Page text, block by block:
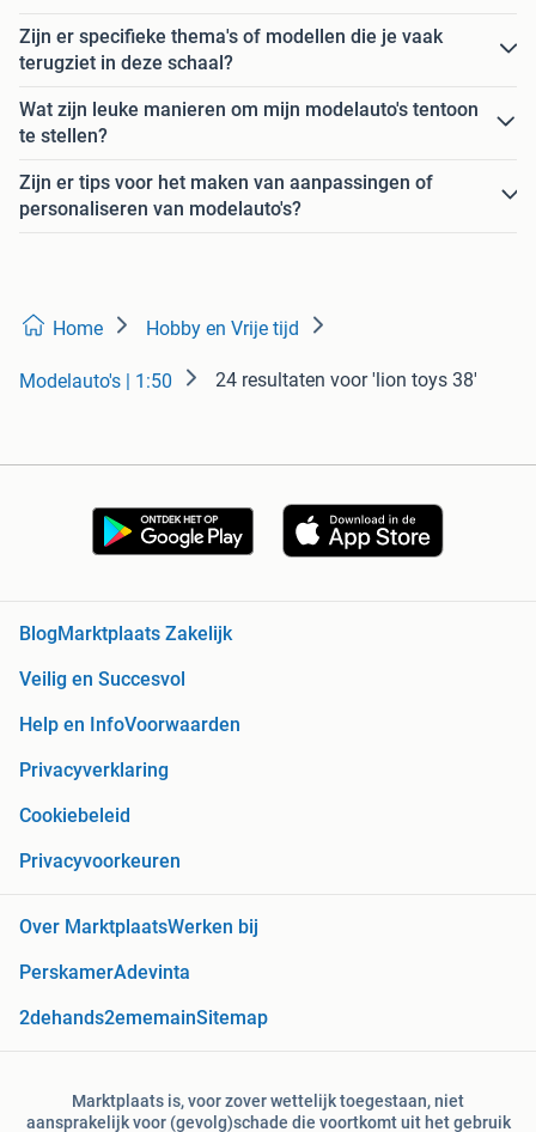
Zijn er specifieke thema's of modellen die je vaak
terugziet in deze schaal?
Wat zijn leuke manieren om mijn modelauto's tentoon
te stellen?
Zijn er tips voor het maken van aanpassingen of
personaliseren van modelauto's?
Home Hobby en Vrije tijd
Modelauto's | 1:50 24 resultaten voor 'lion toys 38'
BlogMarktplaats Zakelijk
Veilig en Succesvol
Help en InfoVoorwaarden
Privacyverklaring
Cookiebeleid
Privacyvoorkeuren
Over MarktplaatsWerken bij
PerskamerAdevinta
2dehands2ememainSitemap
Marktplaats is, voor zover wettelijk toegestaan, niet
aansprakelijk voor (gevolg)schade die voortkomt uit het gebruik